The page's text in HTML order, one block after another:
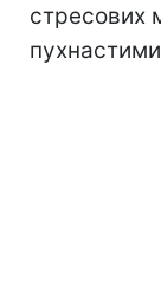
стресових